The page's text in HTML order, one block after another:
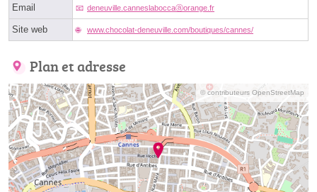
Email deneuville.canneslaboccaⓐorange.fr
Site web www.chocolat-deneuville.com/boutiques/cannes/
Plan et adresse
© contributeurs OpenStreetMap